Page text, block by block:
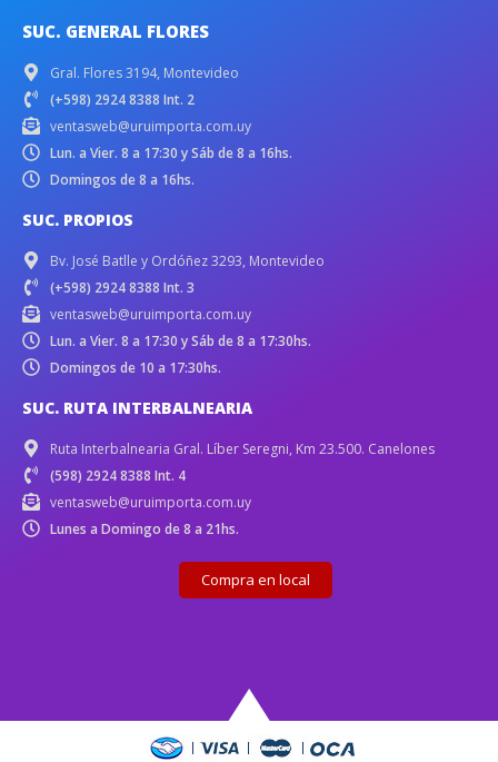
SUC. GENERAL FLORES
Gral. Flores 3194, Montevideo
(+598) 2924 8388 Int. 2
ventasweb@uruimporta.com.uy
Lun. a Vier. 8 a 17:30 y Sáb de 8 a 16hs.
Domingos de 8 a 16hs.
SUC. PROPIOS
Bv. José Batlle y Ordóñez 3293, Montevideo
(+598) 2924 8388 Int. 3
ventasweb@uruimporta.com.uy
Lun. a Vier. 8 a 17:30 y Sáb de 8 a 17:30hs.
Domingos de 10 a 17:30hs.
SUC. RUTA INTERBALNEARIA
Ruta Interbalnearia Gral. Líber Seregni, Km 23.500. Canelones
(598) 2924 8388 Int. 4
ventasweb@uruimporta.com.uy
Lunes a Domingo de 8 a 21hs.
Compra en local